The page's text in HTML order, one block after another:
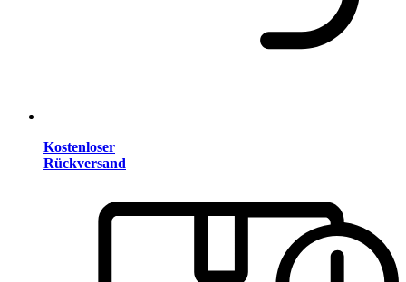
Kostenloser
Rückversand